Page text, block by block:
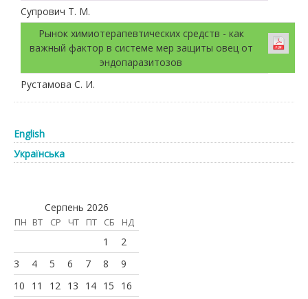
Супрович Т. М.
Рынок химиотерапевтических средств - как
важный фактор в системе мер защиты овец от
эндопаразитозов
Рустамова С. И.
English
Українська
Серпень 2026
ПН ВТ СР ЧТ ПТ СБ НД
1
2
3
4 5 6 7 8
9
10
11 12 13 14 15 16